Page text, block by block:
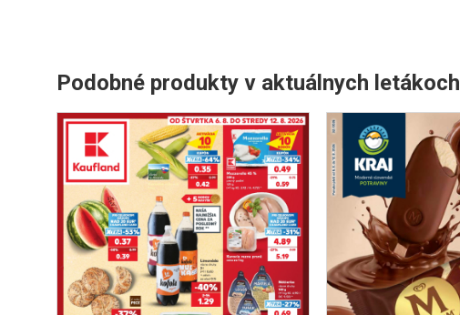
Podobné produkty v aktuálnych letákoch